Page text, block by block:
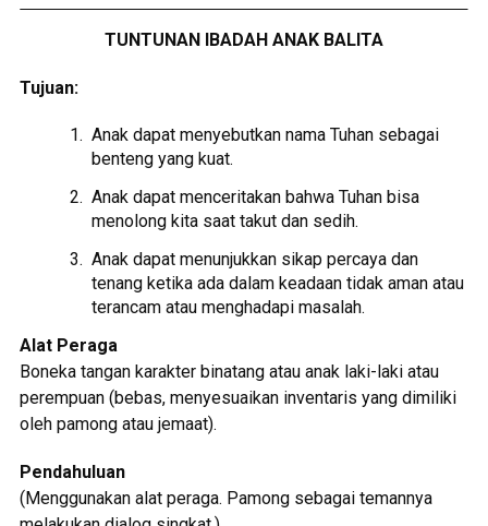
TUNTUNAN IBADAH ANAK BALITA
Tujuan:
Anak dapat menyebutkan nama Tuhan sebagai
benteng yang kuat.
Anak dapat menceritakan bahwa Tuhan bisa
menolong kita saat takut dan sedih.
Anak dapat menunjukkan sikap percaya dan
tenang ketika ada dalam keadaan tidak aman atau
terancam atau menghadapi masalah.
Alat Peraga
Boneka tangan karakter binatang atau anak laki-laki atau
perempuan (bebas, menyesuaikan inventaris yang dimiliki
oleh pamong atau jemaat).
Pendahuluan
(Menggunakan alat peraga. Pamong sebagai temannya